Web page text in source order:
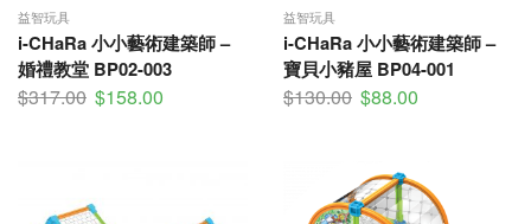
益智玩具
i-CHaRa 小小藝術建築師 –
婚禮教堂 BP02-003
$317.00 $158.00
益智玩具
i-CHaRa 小小藝術建築師 –
寶貝小豬屋 BP04-001
$130.00 $88.00